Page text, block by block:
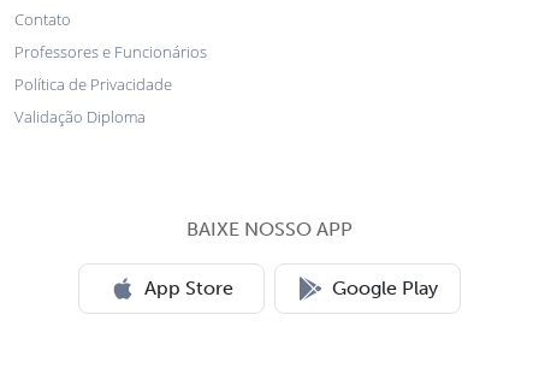
Contato
Professores e Funcionários
Política de Privacidade
Validação Diploma
BAIXE NOSSO APP
App Store Google Play